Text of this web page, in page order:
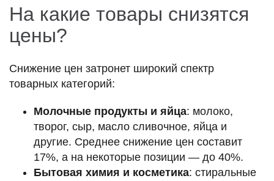
На какие товары снизятся
цены?
Снижение цен затронет широкий спектр
товарных категорий:
Молочные продукты и яйца: молоко,
творог, сыр, масло сливочное, яйца и
другие. Среднее снижение цен составит
17%, а на некоторые позиции — до 40%.
Бытовая химия и косметика: стиральные